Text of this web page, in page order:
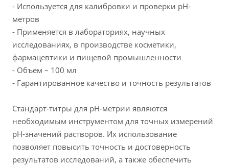
- Используется для калибровки и проверки pH-
метров
- Применяется в лабораториях, научных
исследованиях, в производстве косметики,
фармацевтики и пищевой промышленности
- Объем – 100 мл
- Гарантированное качество и точность результатов
Стандарт-титры для рН-метрии являются
необходимым инструментом для точных измерений
pH-значений растворов. Их использование
позволяет повысить точность и достоверность
результатов исследований, а также обеспечить